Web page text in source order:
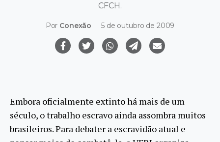
CFCH.
Por Conexão 5 de outubro de 2009
Embora oficialmente extinto há mais de um
século, o trabalho escravo ainda assombra muitos
brasileiros. Para debater a escravidão atual e